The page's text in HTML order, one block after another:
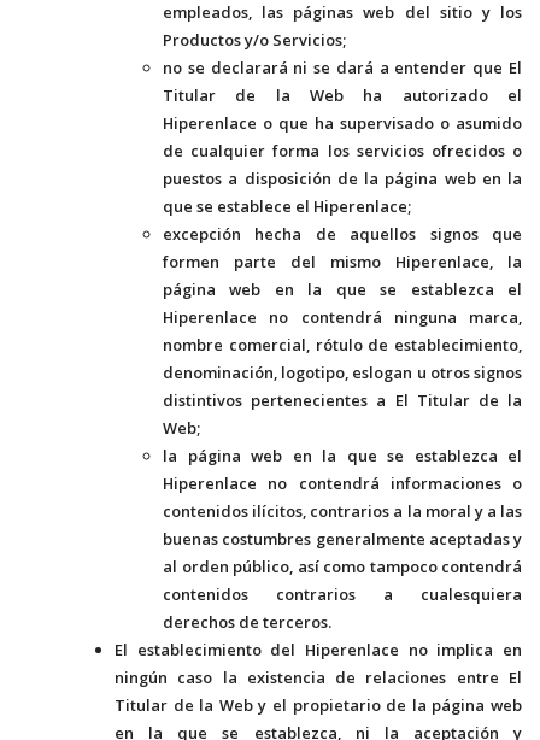
empleados, las páginas web del sitio y los
Productos y/o Servicios;
no se declarará ni se dará a entender que El
Titular de la Web ha autorizado el
Hiperenlace o que ha supervisado o asumido
de cualquier forma los servicios ofrecidos o
puestos a disposición de la página web en la
que se establece el Hiperenlace;
excepción hecha de aquellos signos que
formen parte del mismo Hiperenlace, la
página web en la que se establezca el
Hiperenlace no contendrá ninguna marca,
nombre comercial, rótulo de establecimiento,
denominación, logotipo, eslogan u otros signos
distintivos pertenecientes a El Titular de la
Web;
la página web en la que se establezca el
Hiperenlace no contendrá informaciones o
contenidos ilícitos, contrarios a la moral y a las
buenas costumbres generalmente aceptadas y
al orden público, así como tampoco contendrá
contenidos contrarios a cualesquiera
derechos de terceros.
El establecimiento del Hiperenlace no implica en
ningún caso la existencia de relaciones entre El
Titular de la Web y el propietario de la página web
en la que se establezca, ni la aceptación y